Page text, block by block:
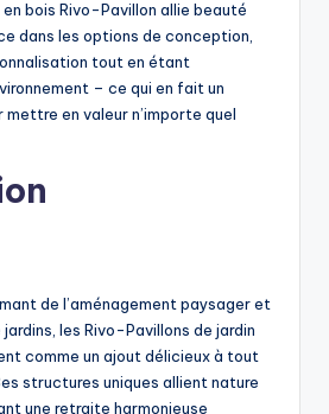
bois Rivo-Pavillon allie beauté
dans les options de conception,
tout en étant
– ce qui en fait un
en valeur n’importe quel
de l’aménagement paysager et
les Rivo-Pavillons de jardin
comme un ajout délicieux à tout
structures uniques allient nature
une retraite harmonieuse